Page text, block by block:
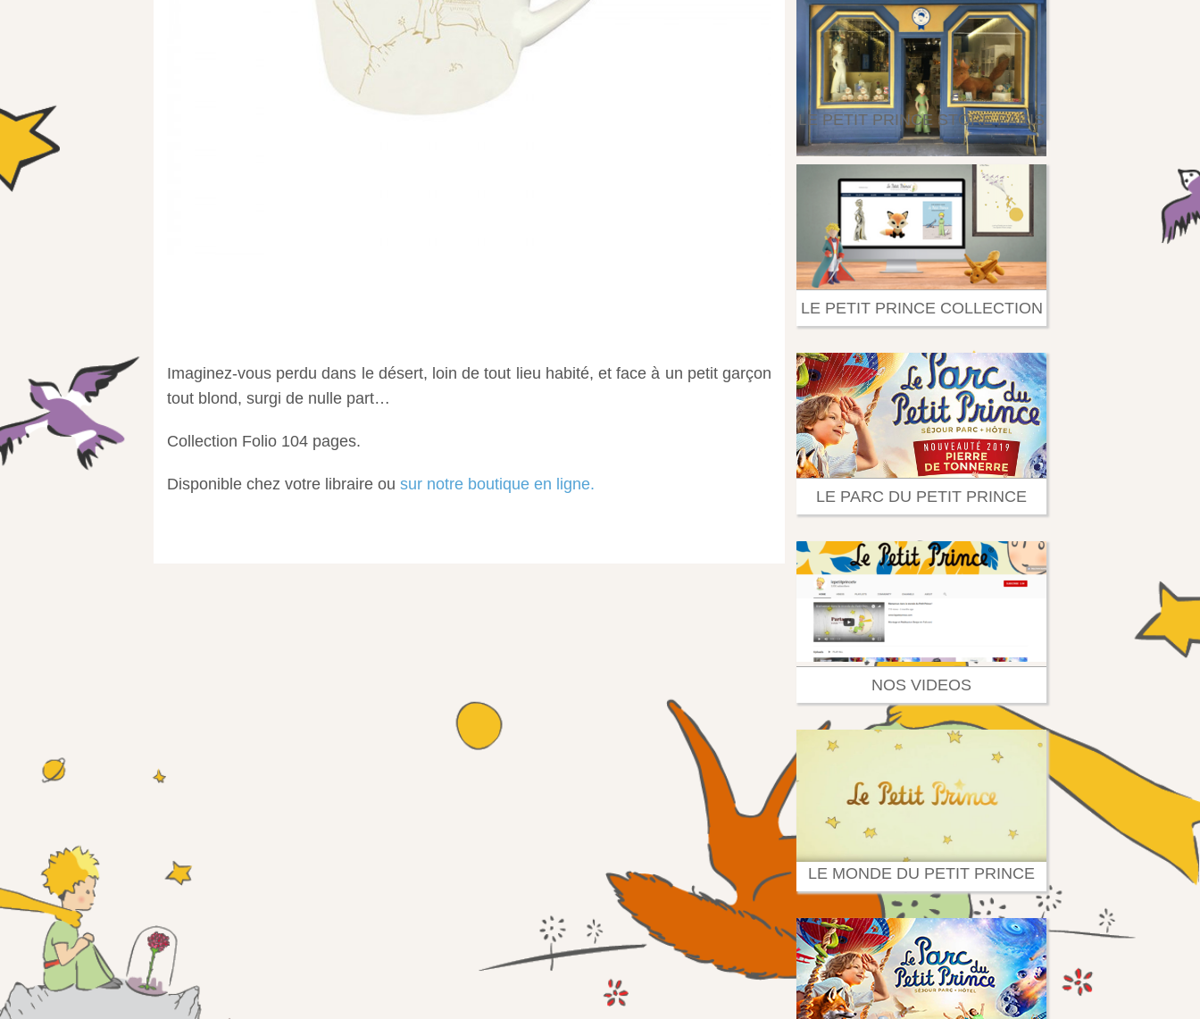
Imaginez-vous perdu dans le désert, loin de tout lieu habité, et face à un petit garçon
tout blond, surgi de nulle part…
Collection Folio 104 pages.
Disponible chez votre libraire ou sur notre boutique en ligne.
LE PETIT PRINCE STORE PARIS
LE PETIT PRINCE COLLECTION
LE PARC DU PETIT PRINCE
NOS VIDEOS
LE MONDE DU PETIT PRINCE